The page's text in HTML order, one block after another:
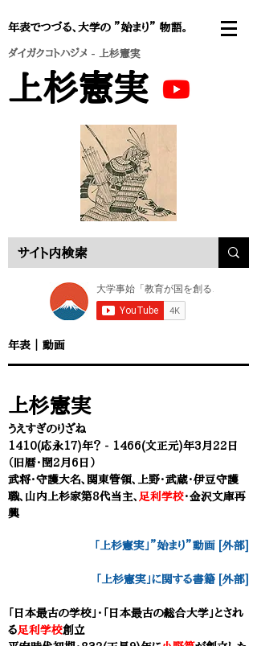
年表でつづる、大学の ”始まり” 物語。
ダイガクコトハジメ - 上杉憲実
上杉憲実
年表 ｜ 動画
上杉憲実
うえすぎのりざね
1410(応永17)年？ - 1466(文正元)年3月22日
（旧暦・ 閏2月6日）
​武将・守護大名、関東管領、
上野・武蔵・伊豆守護
職、山内上杉家第8代当主、 足利学校・金沢文庫再
興
「上杉憲実」”始まり”動画 [外部]
「上杉憲実」に関する書籍 [外部]
「日本最古の学校」・「日本最古の総合大学」とされ
る足利学校創立